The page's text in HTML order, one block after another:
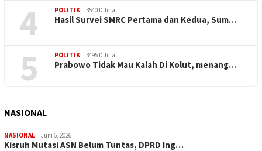
4 POLITIK 3540 Dilihat
Hasil Survei SMRC Pertama dan Kedua, Sum…
5 POLITIK 3495 Dilihat
Prabowo Tidak Mau Kalah Di Kolut, menang…
NASIONAL
NASIONAL Juni 6, 2026
Kisruh Mutasi ASN Belum Tuntas, DPRD Ing…